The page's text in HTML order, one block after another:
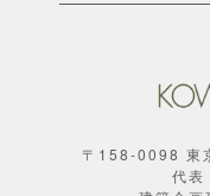
〒158-0098 東
代